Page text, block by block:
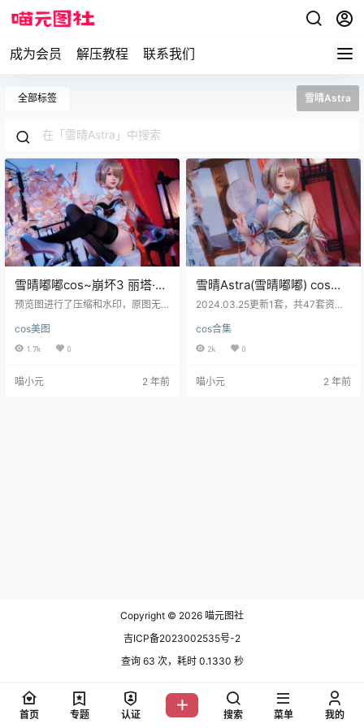
成为会员 解压教程 联系我们
全部标签 雪晴Astra
雪晴嘟嘟cos~崩坏3 丽塔·浣
溪沙旗袍 cosplay写真图片
预览图进行了压缩和水印，原图无
预览图
cos美图
1.7k 0
喵小元 2 年前
雪晴Astra(雪晴嘟嘟) cos写
真合集[全套][持续更新]
2024.03.25更新1套，共47套资源
MB] NO.002 兔子扮演 [24P4V-159
MB] NO.003 爱宕兔女郎[30P-238
B] NO.006 神社の猫 [96P9V-661M
cos合集
2k 0
喵小元 2 年前
Copyright © 2026 喵元图社
吉ICP备2023002535号-2
查询 63 次，耗时 0.1330 秒
首页 专题 认证 搜索 菜单 我的